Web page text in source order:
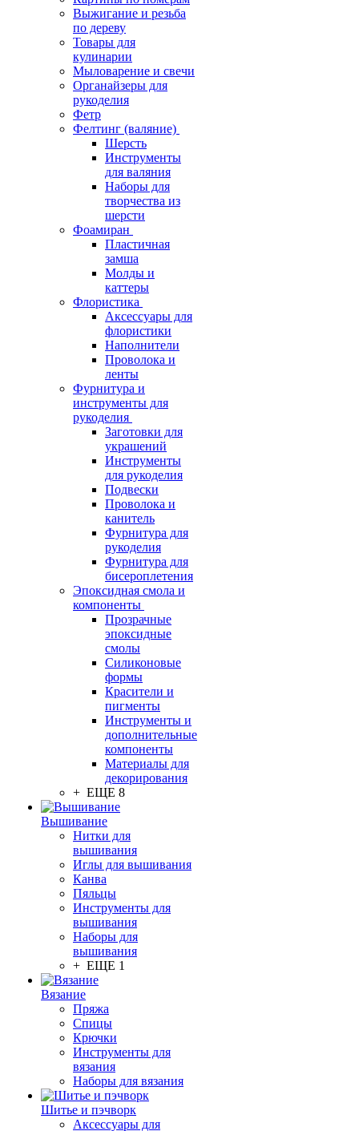
Выжигание и резьба
по дереву
Товары для
кулинарии
Мыловарение и свечи
Органайзеры для
рукоделия
Фетр
Фелтинг (валяние)
Шерсть
Инструменты
для валяния
Наборы для
творчества из
шерсти
Фоамиран
Пластичная
замша
Молды и
каттеры
Флористика
Аксессуары для
флористики
Наполнители
Проволока и
ленты
Фурнитура и
инструменты для
рукоделия
Заготовки для
украшений
Инструменты
для рукоделия
Подвески
Проволока и
канитель
Фурнитура для
рукоделия
Фурнитура для
бисероплетения
Эпоксидная смола и
компоненты
Прозрачные
эпоксидные
смолы
Силиконовые
формы
Красители и
пигменты
Инструменты и
дополнительные
компоненты
Материалы для
декорирования
+ ЕЩЕ 8
Вышивание
Нитки для
вышивания
Иглы для вышивания
Канва
Пяльцы
Инструменты для
вышивания
Наборы для
вышивания
+ ЕЩЕ 1
Вязание
Пряжа
Спицы
Крючки
Инструменты для
вязания
Наборы для вязания
Шитье и пэчворк
Аксессуары для